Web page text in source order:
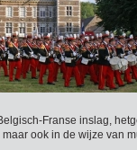
Franse inslag,
ook in de wijze van